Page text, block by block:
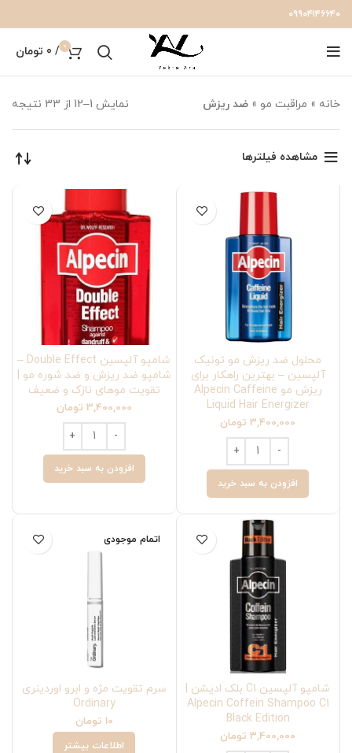
۰۹۹۰۴۱۴۶۶۴۰
0
/
0 تومان
خانه » مراقبت مو » ضد ریزش نمایش 1–12 از 33 نتیجه
مشاهده فیلترها
محلول ضد ریزش مو تونیک
آلپسین – بهترین راهکار برای
ریزش مو Alpecin Caffeine
Liquid Hair Energizer
3,400,000 تومان
افزودن به سبد خرید
شامپو آلپسین Double Effect –
شامپو ضد ریزش و ضد شوره مو |
تقویت موهای نازک و ضعیف
3,400,000 تومان
افزودن به سبد خرید
شامپو آلپسین C1 بلک ادیشن |
Alpecin Coffein Shampoo C1
Black Edition
3,400,000 تومان
اتمام موجودی
سرم تقویت مژه و ابرو اوردینری
Ordinary
10 تومان
اطلاعات بیشتر